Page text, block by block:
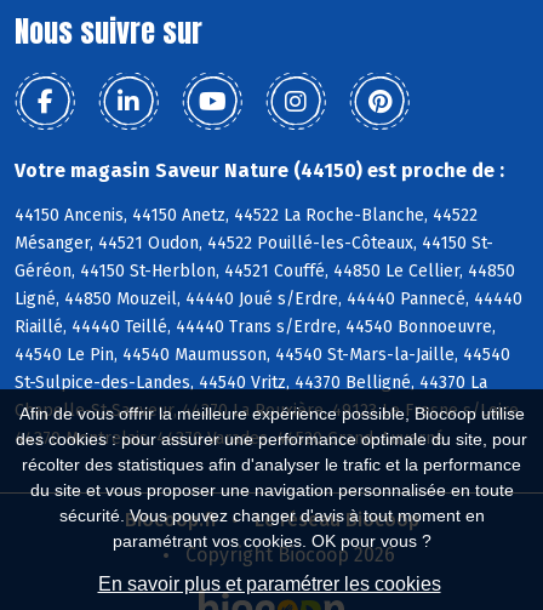
Afin de vous offrir la meilleure expérience possible, Biocoop utilise
des cookies : pour assurer une performance optimale du site, pour
récolter des statistiques afin d'analyser le trafic et la performance
du site et vous proposer une navigation personnalisée en toute
sécurité. Vous pouvez changer d'avis à tout moment en
paramétrant vos cookies. OK pour vous ?
En savoir plus et paramétrer les cookies
Nous suivre sur
Votre magasin Saveur Nature (44150) est proche de :
44150 Ancenis, 44150 Anetz, 44522 La Roche-Blanche, 44522
Mésanger, 44521 Oudon, 44522 Pouillé-les-Côteaux, 44150 St-
Géréon, 44150 St-Herblon, 44521 Couffé, 44850 Le Cellier, 44850
Ligné, 44850 Mouzeil, 44440 Joué s/Erdre, 44440 Pannecé, 44440
Riaillé, 44440 Teillé, 44440 Trans s/Erdre, 44540 Bonnoeuvre,
44540 Le Pin, 44540 Maumusson, 44540 St-Mars-la-Jaille, 44540
St-Sulpice-des-Landes, 44540 Vritz, 44370 Belligné, 44370 La
Chapelle-St-Sauveur, 44370 La Rouxière, 49123 Le Fresne s/Loire,
44370 Montrelais, 44370 Varades, 44520 Grand-Auverné
Biocoop.fr
Le réseau Biocoop
Copyright Biocoop 2026